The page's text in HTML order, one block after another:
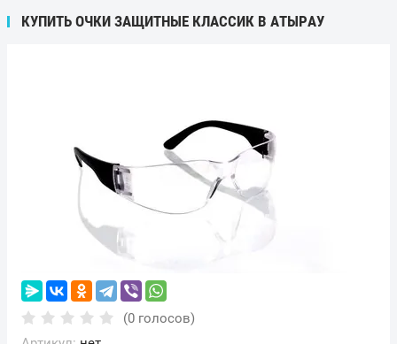
КУПИТЬ ОЧКИ ЗАЩИТНЫЕ КЛАССИК В АТЫРАУ
(0 голосов)